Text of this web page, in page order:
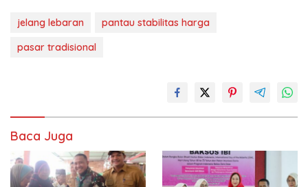
jelang lebaran
pantau stabilitas harga
pasar tradisional
Baca Juga